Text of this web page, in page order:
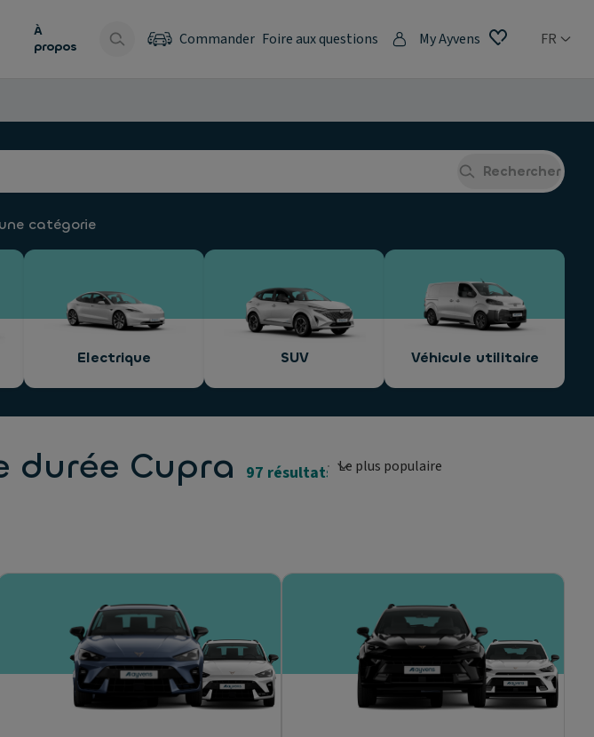
À
propos
Commander Foire aux questions My Ayvens FR
Rechercher
catégorie
Electrique SUV Véhicule utilitaire
durée Cupra
97 résultats